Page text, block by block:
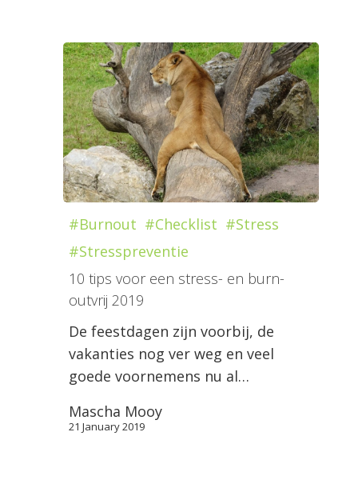
#Burnout #Checklist #Stress
#Stresspreventie
10 tips voor een stress- en burn-
outvrij 2019
De feestdagen zijn voorbij, de
vakanties nog ver weg en veel
goede voornemens nu al…
Mascha Mooy
21 January 2019